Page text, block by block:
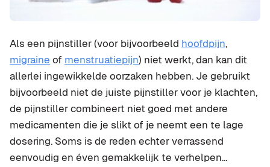
Als een pijnstiller (voor bijvoorbeeld hoofdpijn,
migraine of menstruatiepijn) niet werkt, dan kan dit
allerlei ingewikkelde oorzaken hebben. Je gebruikt
bijvoorbeeld niet de juiste pijnstiller voor je klachten,
de pijnstiller combineert niet goed met andere
medicamenten die je slikt of je neemt een te lage
dosering. Soms is de reden echter verrassend
eenvoudig en éven gemakkelijk te verhelpen…